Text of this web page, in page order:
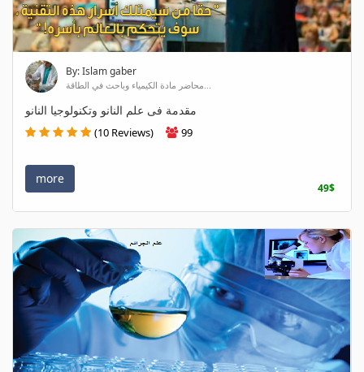
By: Islam gaber
محاضر مادة الكيمياء وباحث في الطاقة...
مقدمة فى علم النانو وتكنولوجيا النانو
(10 Reviews) 99
more
49$